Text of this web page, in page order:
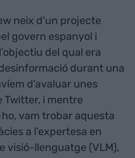
neix d’un projecte
govern espanyol i
del qual era
durant una
d’avaluar unes
i mentre
vam trobar aquesta
a l’expertesa en
visió-llenguatge (VLM),